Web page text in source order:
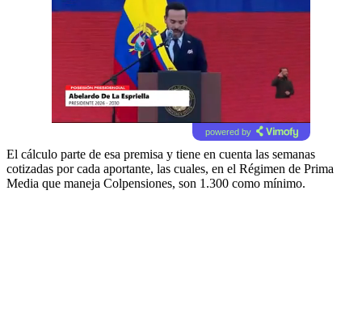
powered by
El cálculo parte de esa premisa y tiene en cuenta las semanas
cotizadas por cada aportante, las cuales, en el Régimen de Prima
Media que maneja Colpensiones, son 1.300 como mínimo.